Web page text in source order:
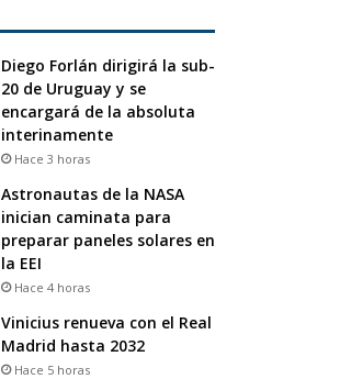
Diego Forlán dirigirá la sub-
20 de Uruguay y se
encargará de la absoluta
interinamente
Hace 3 horas
Astronautas de la NASA
inician caminata para
preparar paneles solares en
la EEI
Hace 4 horas
Vinicius renueva con el Real
Madrid hasta 2032
Hace 5 horas